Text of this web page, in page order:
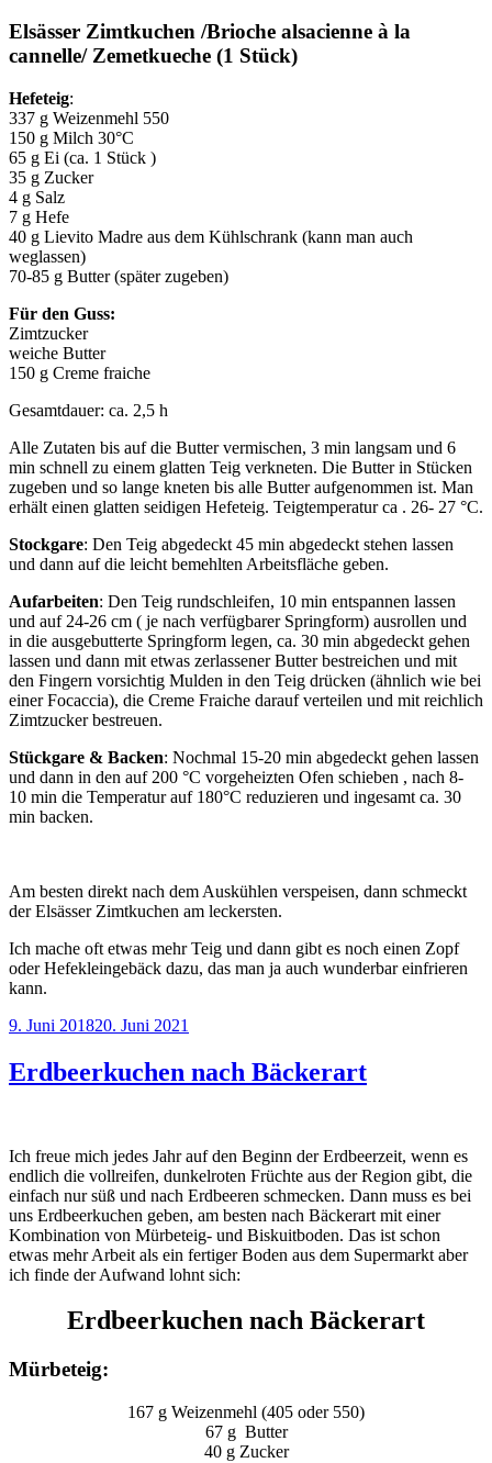
Elsässer Zimtkuchen /Brioche alsacienne à la
cannelle/ Zemetkueche (1 Stück)
Hefeteig:
337 g Weizenmehl 550
150 g Milch 30°C
65 g Ei (ca. 1 Stück )
35 g Zucker
4 g Salz
7 g Hefe
40 g Lievito Madre aus dem Kühlschrank (kann man auch
weglassen)
70-85 g Butter (später zugeben)
Für den Guss:
Zimtzucker
weiche Butter
150 g Creme fraiche
Gesamtdauer: ca. 2,5 h
Alle Zutaten bis auf die Butter vermischen, 3 min langsam und 6
min schnell zu einem glatten Teig verkneten. Die Butter in Stücken
zugeben und so lange kneten bis alle Butter aufgenommen ist. Man
erhält einen glatten seidigen Hefeteig. Teigtemperatur ca . 26- 27 °C.
Stockgare: Den Teig abgedeckt 45 min abgedeckt stehen lassen
und dann auf die leicht bemehlten Arbeitsfläche geben.
Aufarbeiten: Den Teig rundschleifen, 10 min entspannen lassen
und auf 24-26 cm ( je nach verfügbarer Springform) ausrollen und
in die ausgebutterte Springform legen, ca. 30 min abgedeckt gehen
lassen und dann mit etwas zerlassener Butter bestreichen und mit
den Fingern vorsichtig Mulden in den Teig drücken (ähnlich wie bei
einer Focaccia), die Creme Fraiche darauf verteilen und mit reichlich
Zimtzucker bestreuen.
Stückgare & Backen: Nochmal 15-20 min abgedeckt gehen lassen
und dann in den auf 200 °C vorgeheizten Ofen schieben , nach 8-
10 min die Temperatur auf 180°C reduzieren und ingesamt ca. 30
min backen.
Am besten direkt nach dem Auskühlen verspeisen, dann schmeckt
der Elsässer Zimtkuchen am leckersten.
Ich mache oft etwas mehr Teig und dann gibt es noch einen Zopf
oder Hefekleingebäck dazu, das man ja auch wunderbar einfrieren
kann.
Veröffentlicht
9. Juni 201820. Juni 2021
Erdbeerkuchen nach Bäckerart
Ich freue mich jedes Jahr auf den Beginn der Erdbeerzeit, wenn es
endlich die vollreifen, dunkelroten Früchte aus der Region gibt, die
einfach nur süß und nach Erdbeeren schmecken. Dann muss es bei
uns Erdbeerkuchen geben, am besten nach Bäckerart mit einer
Kombination von Mürbeteig- und Biskuitboden. Das ist schon
etwas mehr Arbeit als ein fertiger Boden aus dem Supermarkt aber
ich finde der Aufwand lohnt sich:
Erdbeerkuchen nach Bäckerart
Mürbeteig:
167 g Weizenmehl (405 oder 550)
67 g Butter
40 g Zucker